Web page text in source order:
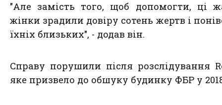
"Але замість того, щоб допомогти, ці
жінки зрадили довіру сотень жертв і
їхніх близьких", - додав він.
Справу порушили після розслідування
яке призвело до обшуку будинку ФБР у